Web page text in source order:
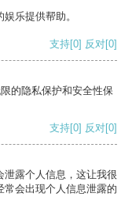
乐提供帮助。
支持[0] 反对[0]
的隐私保护和安全性保
支持[0] 反对[0]
泄露个人信息，这让我很
常会出现个人信息泄露的